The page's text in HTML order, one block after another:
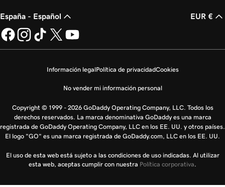
España - Español EUR €
Información legalPolítica de privacidadCookies
No vender mi información personal
Copyright © 1999 - 2026 GoDaddy Operating Company, LLC. Todos los
derechos reservados. La marca denominativa GoDaddy es una marca
registrada de GoDaddy Operating Company, LLC en los EE. UU. y otros países.
El logo "GO" es una marca registrada de GoDaddy.com, LLC en los EE. UU.
El uso de esta web está sujeto a las condiciones de uso indicadas. Al utilizar
esta web, aceptas cumplir con nuestra Política corporativa.